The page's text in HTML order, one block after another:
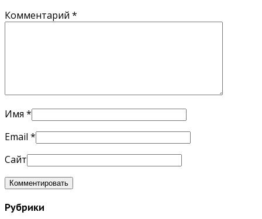
Комментарий *
Имя *
Email *
Сайт
Рубрики